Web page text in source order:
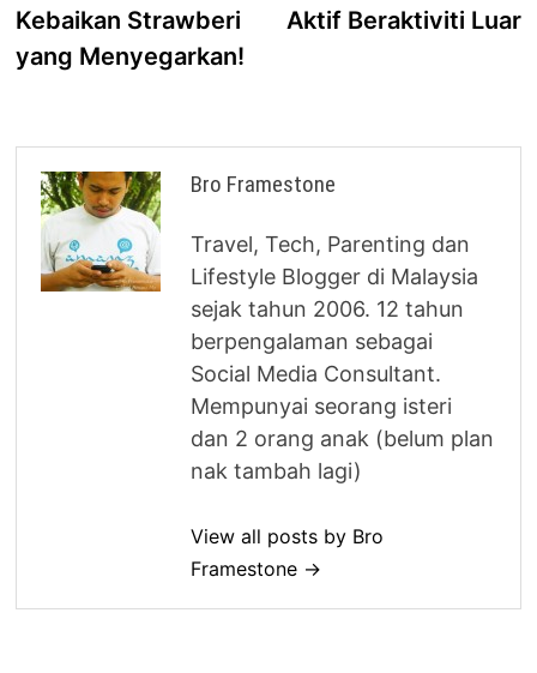
Kebaikan Strawberi
yang Menyegarkan!
Aktif Beraktiviti Luar
Bro Framestone
Travel, Tech, Parenting dan
Lifestyle Blogger di Malaysia
sejak tahun 2006. 12 tahun
berpengalaman sebagai
Social Media Consultant.
Mempunyai seorang isteri
dan 2 orang anak (belum plan
nak tambah lagi)
View all posts by Bro
Framestone →